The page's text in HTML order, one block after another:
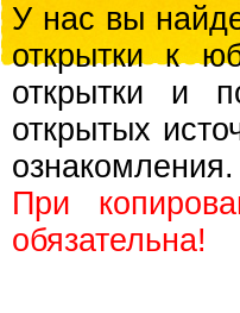
У нас вы
открытки к
открытки и
открытых
ознакомления.
При
обязательна!